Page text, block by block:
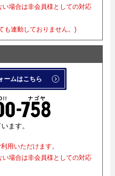
場合は非会員様としての対応
も連動しておりません。)
ームはこちら
ます。
用いただけます。
場合は非会員様としての対応